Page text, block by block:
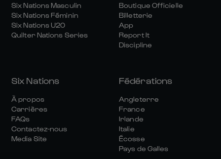
Six Nations Masculin
Six Nations Féminin
Six Nations U20
Quilter Nations Series
Boutique Officielle
Billetterie
App
Report It
Discipline
Six Nations
À propos
Carrières
FAQs
Contactez-nous
Media Site
Fédérations
Angleterre
France
Irlande
Italie
Écosse
Pays de Galles